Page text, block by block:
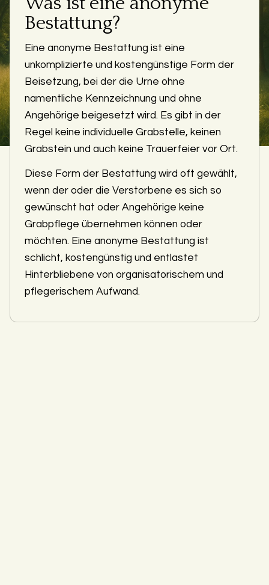
Bestattung?
Eine anonyme Bestattung ist eine
unkomplizierte und kostengünstige Form der
Beisetzung, bei der die Urne ohne
namentliche Kennzeichnung und ohne
Angehörige beigesetzt wird. Es gibt in der
Regel keine individuelle Grabstelle, keinen
Grabstein und auch keine Trauerfeier vor Ort.
Diese Form der Bestattung wird oft gewählt,
wenn der oder die Verstorbene es sich so
gewünscht hat oder Angehörige keine
Grabpflege übernehmen können oder
möchten. Eine anonyme Bestattung ist
schlicht, kostengünstig und entlastet
Hinterbliebene von organisatorischem und
pflegerischem Aufwand.